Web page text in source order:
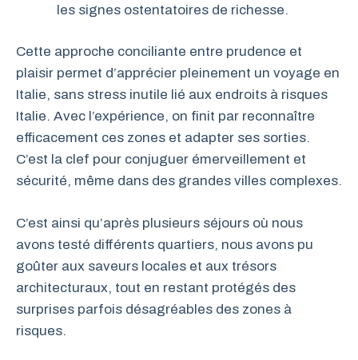
les signes ostentatoires de richesse.
Cette approche conciliante entre prudence et
plaisir permet d’apprécier pleinement un voyage en
Italie, sans stress inutile lié aux endroits à risques
Italie. Avec l’expérience, on finit par reconnaître
efficacement ces zones et adapter ses sorties.
C’est la clef pour conjuguer émerveillement et
sécurité, même dans des grandes villes complexes.
C’est ainsi qu’après plusieurs séjours où nous
avons testé différents quartiers, nous avons pu
goûter aux saveurs locales et aux trésors
architecturaux, tout en restant protégés des
surprises parfois désagréables des zones à
risques.